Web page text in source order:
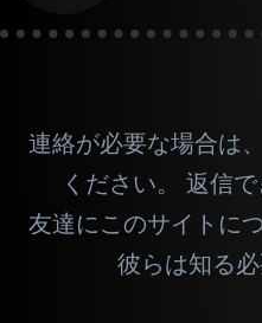
連絡が必要な場合は
ください。 返信
友達にこのサイトに
彼らは知る